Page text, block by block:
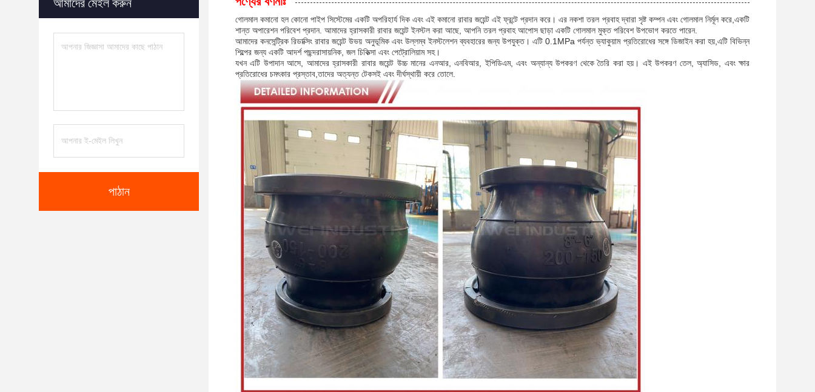
আমাদের মেইল করুন
পাঠান
গোলমাল কমানো হল কোনো পাইপ সিস্টেমের একটি অপরিহার্য দিক এবং এই কমানো রাবার জয়েন্ট এই ফ্রন্টে প্রদান করে। এর নকশা তরল প্রবাহ দ্বারা সৃষ্ট কম্পন এবং গোলমাল নির্মূল করে,একটি
শান্ত অপারেশন পরিবেশ প্রদান. আমাদের হ্রাসকারী রাবার জয়েন্ট ইনস্টল করা আছে, আপনি তরল প্রবাহ আপোস ছাড়া একটি গোলমাল মুক্ত পরিবেশ উপভোগ করতে পারেন.
আমাদের কনসেন্ট্রিক রিডাক্সিং রাবার জয়েন্ট উভয় অনুভূমিক এবং উল্লম্ব ইনস্টলেশন ব্যবহারের জন্য উপযুক্ত। এটি 0.1MPa পর্যন্ত ভ্যাকুয়াম প্রতিরোধের সঙ্গে ডিজাইন করা হয়,এটি বিভিন্ন
শিল্পের জন্য একটি আদর্শ পছন্দরাসায়নিক, জল চিকিত্সা এবং পেট্রোলিয়াম সহ।
যখন এটি উপাদান আসে, আমাদের হ্রাসকারী রাবার জয়েন্ট উচ্চ মানের এনআর, এনবিআর, ইপিডিএম, এবং অন্যান্য উপকরণ থেকে তৈরি করা হয়। এই উপকরণ তেল, অ্যাসিড, এবং ক্ষার
প্রতিরোধের চমৎকার প্রস্তাব,তাদের অত্যন্ত টেকসই এবং দীর্ঘস্থায়ী করে তোলে.